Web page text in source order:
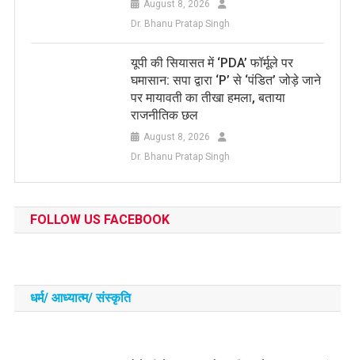
August 8, 2026
Dr. Bhanu Pratap Singh
यूपी की सियासत में ‘PDA’ फॉर्मूले पर
घमासान: सपा द्वारा ‘P’ से ‘पंडित’ जोड़े जाने
पर मायावती का तीखा हमला, बताया
राजनीतिक छल
August 8, 2026
Dr. Bhanu Pratap Singh
FOLLOW US FACEBOOK
धर्म/ आध्‍यात्‍म/ संस्‍कृति